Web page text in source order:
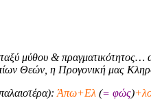
μύθου & πραγματικότητος…
Θεών, η Προγονική μας
Άπω+Ελ (= φώς)